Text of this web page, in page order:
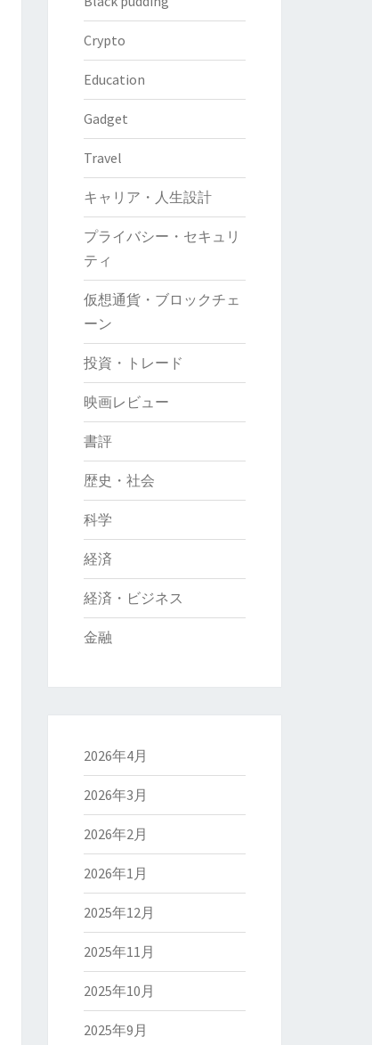
Crypto
Education
Gadget
Travel
キャリア・人生設計
プライバシー・セキュリ
ティ
仮想通貨・ブロックチェ
ーン
投資・トレード
映画レビュー
書評
歴史・社会
科学
経済
経済・ビジネス
金融
2026年4月
2026年3月
2026年2月
2026年1月
2025年12月
2025年11月
2025年10月
2025年9月